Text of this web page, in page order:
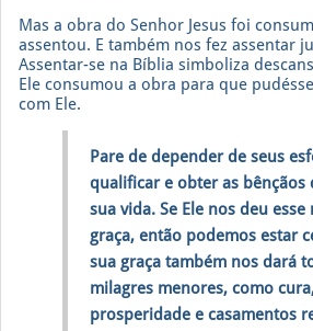
Mas a obra do Senhor Jesus foi
assentou. E também nos fez assentar
Assentar-se na Bíblia simboliza
Ele consumou a obra para que
com Ele.
Pare de depender de seus
qualificar e obter as bênçãos
sua vida. Se Ele nos deu
graça, então podemos estar
sua graça também nos dará
milagres menores, como
prosperidade e casamentos